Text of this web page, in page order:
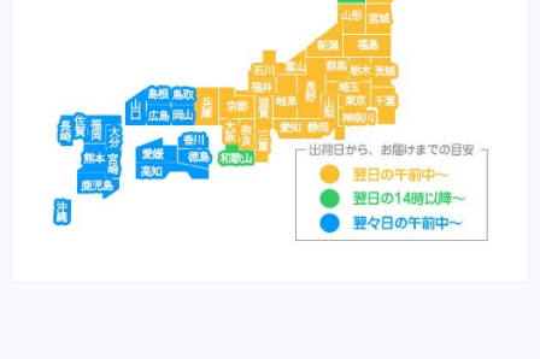
将軍
横綱
紅富士
赤富士